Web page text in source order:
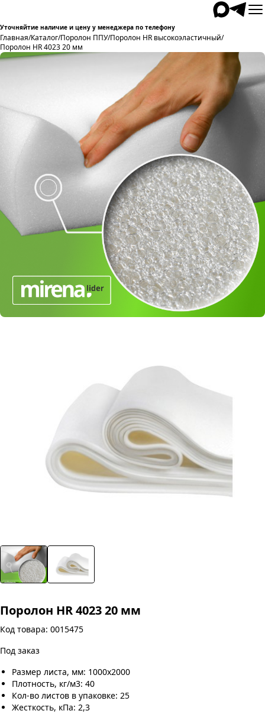
Уточняйтие наличие и цену у менеджера по телефону
Главная/Каталог/Поролон ППУ/Поролон HR высокоэластичный/
Поролон HR 4023 20 мм
Поролон HR 4023 20 мм
Код товара: 0015475
Под заказ
Размер листа, мм: 1000х2000
Плотность, кг/м3: 40
Кол-во листов в упаковке: 25
Жесткость, кПа: 2,3